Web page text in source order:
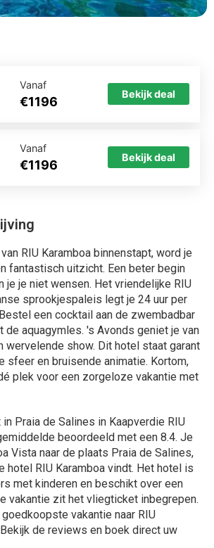
RIU Karamboa binnenstapt, word je
fantastisch uitzicht. Een beter begin
je je niet wensen. Het vriendelijke RIU
sprookjespaleis legt je 24 uur per
een cocktail aan de zwembadbar
de aquagymles. 's Avonds geniet je van
wervelende show. Dit hotel staat garant
sfeer en bruisende animatie. Kortom,
plek voor een zorgeloze vakantie met
in Praia de Salines in Kaapverdie RIU
beoordeeld met een 8.4. Je
Vista naar de plaats Praia de Salines,
hotel RIU Karamboa vindt. Het hotel is
met kinderen en beschikt over een
vakantie zit het vliegticket inbegrepen.
vakantie naar RIU
de reviews en boek direct uw
Vanaf
€1196 Bekijk deal
Vanaf
€1196 Bekijk deal